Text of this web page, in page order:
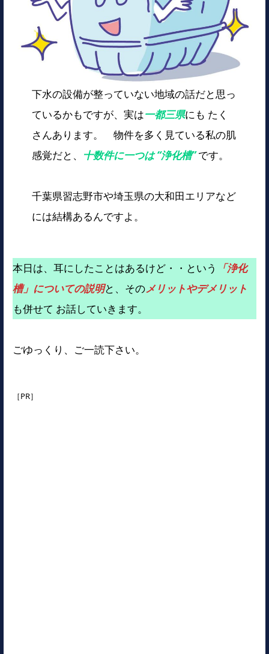
下水の設備が整っていない地域の話だと思っ
ているかもですが、実は一都三県にも たく
さんあります。 物件を多く見ている私の肌
感覚だと、 十数件に一つは “浄化槽”です。
千葉県習志野市や埼玉県の大和田エリアなど
には結構あるんですよ。
本日は、耳にしたことはあるけど・・という
「浄化
槽」についての説明と、そのメリットやデメリット
も併せて お話していきます。
ごゆっくり、ご一読下さい。
［PR］